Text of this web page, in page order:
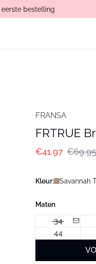
eerste bestelling
FRANSA
FRTRUE
€41,97 €69,95
Kleur: Savannah
Maten
34
44